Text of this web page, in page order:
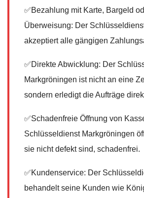
✅Bezahlung mit Karte, Bargeld
Überweisung: Der
akzeptiert alle gängigen
✅Direkte Abwicklung: Der
Markgröningen ist nicht an eine
sondern erledigt die Aufträge
✅Schadenfreie Öffnung von
Schlüsseldienst Markgröningen
sie nicht defekt sind, schadenfrei.
✅Kundenservice: Der
behandelt seine Kunden wie